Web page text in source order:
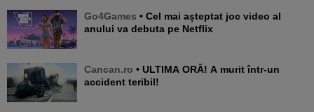
Go4Games • Cel mai așteptat joc video al
anului va debuta pe Netflix
Cancan.ro • ULTIMA ORĂ! A murit într-un
accident teribil!